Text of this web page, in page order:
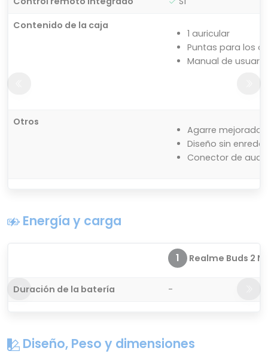
Contenido de la caja
1 auricular
Puntas para los
Manual de usuario
Otros
Agarre mejorado
Diseño sin
Conector de
Energía y carga
1 Realme Buds 2
Duración de la batería -
Diseño, Peso y dimensiones